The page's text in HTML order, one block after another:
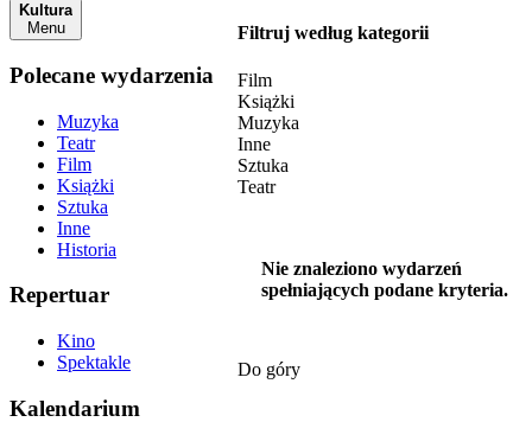
Kultura
Menu
Polecane wydarzenia
Muzyka
Teatr
Film
Książki
Sztuka
Inne
Historia
Repertuar
Kino
Spektakle
Kalendarium
Filtruj według kategorii
Film
Książki
Muzyka
Inne
Sztuka
Teatr
Nie znaleziono wydarzeń
spełniających podane kryteria.
Do góry